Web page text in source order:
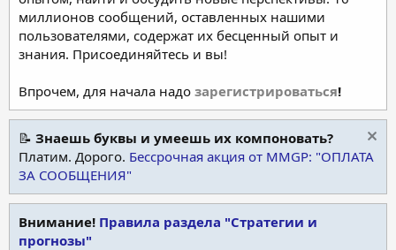
миллионов сообщений, оставленных нашими
пользователями, содержат их бесценный опыт и
знания. Присоединяйтесь и вы!
Впрочем, для начала надо зарегистрироваться!
📝 Знаешь буквы и умеешь их компоновать?
Платим. Дорого. Бессрочная акция от MMGP: "ОПЛАТА
ЗА СООБЩЕНИЯ"
Внимание! Правила раздела "Стратегии и
прогнозы"